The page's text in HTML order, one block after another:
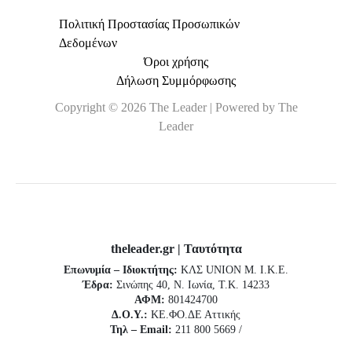
Πολιτική Προστασίας Προσωπικών
Δεδομένων
Όροι χρήσης
Δήλωση Συμμόρφωσης
Copyright © 2026 The Leader | Powered by The
Leader
theleader.gr | Ταυτότητα
Επωνυμία – Ιδιοκτήτης: ΚΛΣ UNION Μ. Ι.Κ.Ε.
Έδρα: Σινώπης 40, Ν. Ιωνία, Τ.Κ. 14233
ΑΦΜ: 801424700
Δ.Ο.Υ.: ΚΕ.ΦΟ.ΔΕ Αττικής
Τηλ – Email: 211 800 5669 /